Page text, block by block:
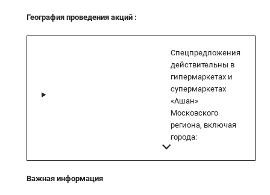
География проведения акций :
Спецпредложения
действительны в
гипермаркетах и
супермаркетах
«Ашан»
Московского
региона, включая
города:
Важная информация